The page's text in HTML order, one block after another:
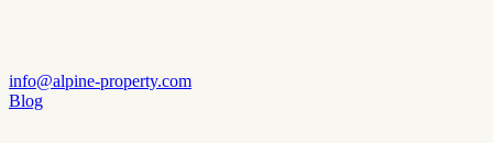
info@alpine-property.com
Blog